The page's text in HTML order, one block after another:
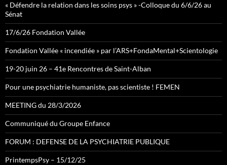
« Défendre la relation dans les soins psys » -Colloque du 6/6/26 au
Sénat
17/6/26 Fondation Vallée
Fondation Vallée « incendiée » par l’ARS+FondaMental+Scientologie
19-20 juin 26 – 41e Rencontres de Saint-Alban
Pour une psychiatrie humaniste, pas scientiste ! FEMEN
MEETING du 28/3/2026
Communiqué du Groupe Enfance
FORUM : DEFENSE DE LA PSYCHIATRIE PUBLIQUE
PrintempsPsy – 15/12/25